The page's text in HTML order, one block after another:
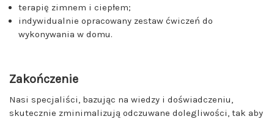
terapię zimnem i ciepłem;
indywidualnie opracowany zestaw ćwiczeń do
wykonywania w domu.
Zakończenie
Nasi specjaliści, bazując na wiedzy i doświadczeniu,
skutecznie zminimalizują odczuwane dolegliwości, tak aby